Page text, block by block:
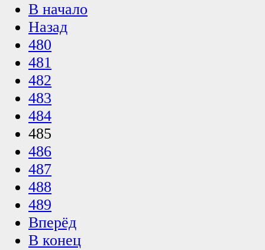
В начало
Назад
480
481
482
483
484
485
486
487
488
489
Вперёд
В конец